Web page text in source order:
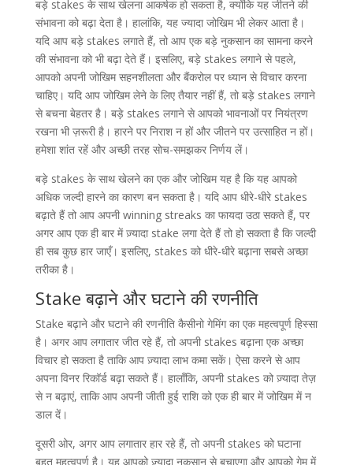
बड़े stakes के साथ खेलना आकर्षक हो सकता है, क्योंकि यह जीतने की
संभावना को बढ़ा देता है। हालांकि, यह ज्यादा जोखिम भी लेकर आता है।
यदि आप बड़े stakes लगाते हैं, तो आप एक बड़े नुकसान का सामना करने
की संभावना को भी बढ़ा देते हैं। इसलिए, बड़े stakes लगाने से पहले,
आपको अपनी जोखिम सहनशीलता और बैंकरोल पर ध्यान से विचार करना
चाहिए। यदि आप जोखिम लेने के लिए तैयार नहीं हैं, तो बड़े stakes लगाने
से बचना बेहतर है। बड़े stakes लगाने से आपको भावनाओं पर नियंत्रण
रखना भी ज़रूरी है। हारने पर निराश न हों और जीतने पर उत्साहित न हों।
हमेशा शांत रहें और अच्छी तरह सोच-समझकर निर्णय लें।
बड़े stakes के साथ खेलने का एक और जोखिम यह है कि यह आपको
अधिक जल्दी हारने का कारण बन सकता है। यदि आप धीरे-धीरे stakes
बढ़ाते हैं तो आप अपनी winning streaks का फायदा उठा सकते हैं, पर
अगर आप एक ही बार में ज़्यादा stake लगा देते हैं तो हो सकता है कि जल्दी
ही सब कुछ हार जाएँ। इसलिए, stakes को धीरे-धीरे बढ़ाना सबसे अच्छा
तरीका है।
Stake बढ़ाने और घटाने की रणनीति
Stake बढ़ाने और घटाने की रणनीति कैसीनो गेमिंग का एक महत्वपूर्ण हिस्सा
है। अगर आप लगातार जीत रहे हैं, तो अपनी stakes बढ़ाना एक अच्छा
विचार हो सकता है ताकि आप ज़्यादा लाभ कमा सकें। ऐसा करने से आप
अपना विनर रिकॉर्ड बढ़ा सकते हैं। हालाँकि, अपनी stakes को ज़्यादा तेज़
से न बढ़ाएं, ताकि आप अपनी जीती हुई राशि को एक ही बार में जोखिम में न
डाल दें।
दूसरी ओर, अगर आप लगातार हार रहे हैं, तो अपनी stakes को घटाना
बहुत महत्वपूर्ण है। यह आपको ज़्यादा नुकसान से बचाएगा और आपको गेम में